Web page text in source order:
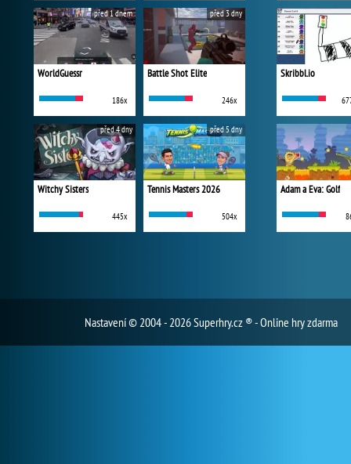
WorldGuessr
186x
před 1 dnem
Battle Shot Elite
246x
před 3 dny
Witchy Sisters
445x
před 4 dny
Tennis Masters 2026
504x
před 5 dny
Skribbl.io
Adam a Eva: Golf
Nastavení© 2004 - 2026 Superhry.cz ® - Online hry zdarma